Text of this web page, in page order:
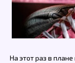
На этот раз в